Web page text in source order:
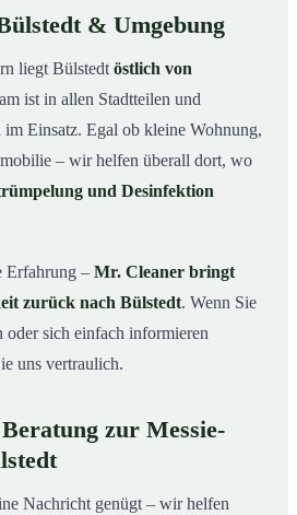
& Umgebung
liegt Bülstedt östlich von
ist in allen Stadtteilen und
im Einsatz. Egal ob kleine Wohnung,
– wir helfen überall dort, wo
und Desinfektion
Erfahrung – Mr. Cleaner bringt
zurück nach Bülstedt. Wenn Sie
oder sich einfach informieren
uns vertraulich.
zur Messie-
Nachricht genügt – wir helfen